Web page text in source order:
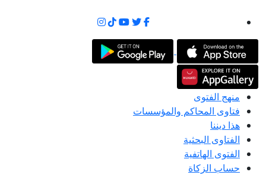
منهج الفتوى
فتاوى المحاكم والمؤسسات
هذا ديننا
الفتاوى البحثية
الفتوى الهاتفية
حساب الزكاة